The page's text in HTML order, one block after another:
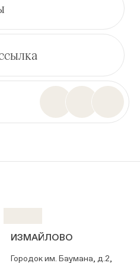
ИЗМАЙЛОВО
Городок им. Баумана, д.2,